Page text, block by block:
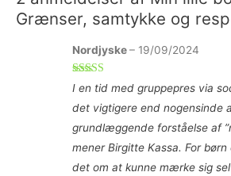
Grænser, samtykke og
Vurderet5
ud af 5
Nordjyske– 19/09/2024
I en tid med gruppepres via
det vigtigere end nogensinde
grundlæggende forståelse af
mener Birgitte Kassa. For
det om at kunne mærke sig